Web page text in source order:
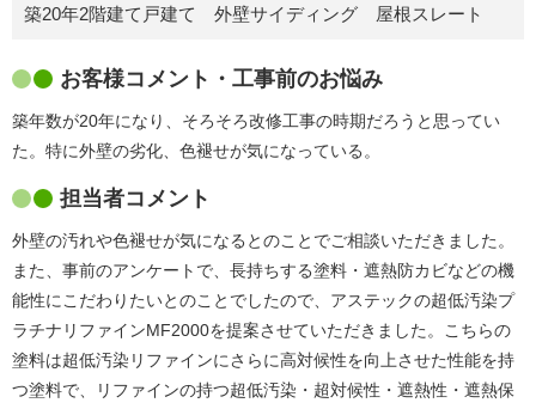
築20年2階建て戸建て 外壁サイディング 屋根スレート
お客様コメント・工事前のお悩み
築年数が20年になり、そろそろ改修工事の時期だろうと思ってい
た。特に外壁の劣化、色褪せが気になっている。
担当者コメント
外壁の汚れや色褪せが気になるとのことでご相談いただきました。
また、事前のアンケートで、長持ちする塗料・遮熱防カビなどの機
能性にこだわりたいとのことでしたので、アステックの超低汚染プ
ラチナリファインMF2000を提案させていただきました。こちらの
塗料は超低汚染リファインにさらに高対候性を向上させた性能を持
つ塗料で、リファインの持つ超低汚染・超対候性・遮熱性・遮熱保